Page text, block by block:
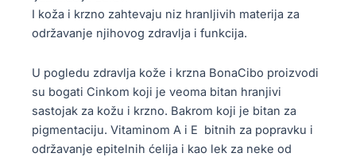
I koža i krzno zahtevaju niz hranljivih materija za
održavanje njihovog zdravlja i funkcija.
U pogledu zdravlja kože i krzna BonaCibo proizvodi
su bogati Cinkom koji je veoma bitan hranjivi
sastojak za kožu i krzno. Bakrom koji je bitan za
pigmentaciju. Vitaminom A i E bitnih za popravku i
održavanje epitelnih ćelija i kao lek za neke od